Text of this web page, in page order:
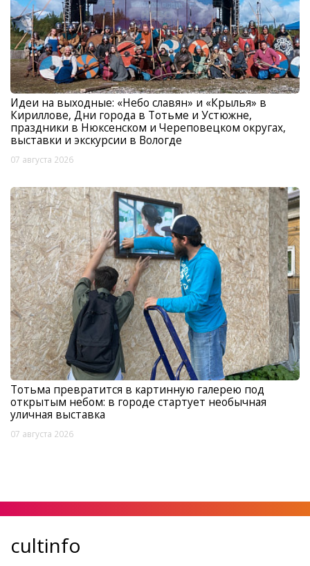
Идеи на выходные: «Небо славян» и «Крылья» в
Кириллове, Дни города в Тотьме и Устюжне,
праздники в Нюксенском и Череповецком округах,
выставки и экскурсии в Вологде
07 августа 2026
Тотьма превратится в картинную галерею под
открытым небом: в городе стартует необычная
уличная выставка
07 августа 2026
cultinfo